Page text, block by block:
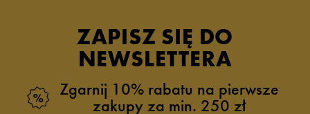
ZAPISZ SIĘ DO
NEWSLETTERA
Zgarnij 10% rabatu na pierwsze
zakupy za min. 250 zł